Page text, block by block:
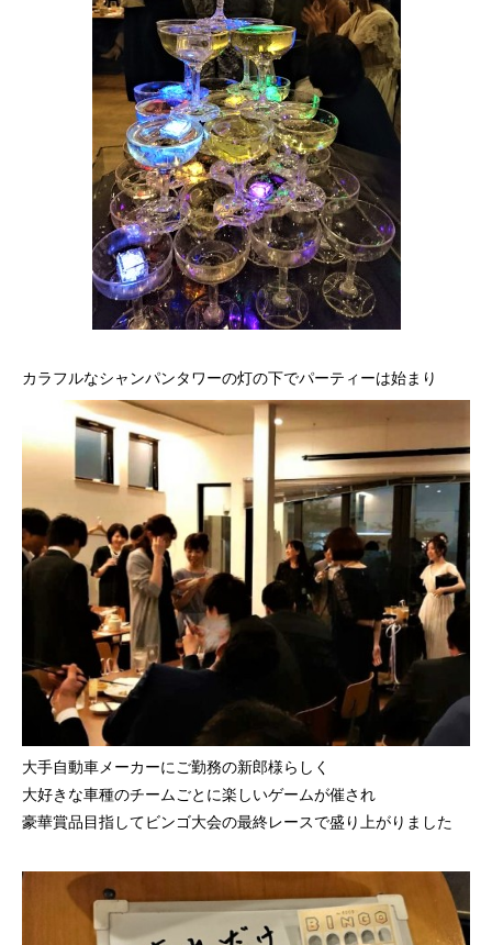
カラフルなシャンパンタワーの灯の下でパーティーは始まり
大手自動車メーカーにご勤務の新郎様らしく
大好きな車種のチームごとに楽しいゲームが催され
豪華賞品目指してビンゴ大会の最終レースで盛り上がりました